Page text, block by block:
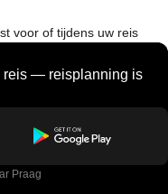
voor of tijdens uw reis
reis — reisplanning is
Praag